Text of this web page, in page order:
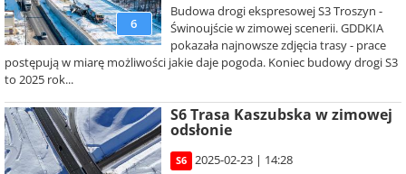
6
Budowa drogi ekspresowej S3 Troszyn -
Świnoujście w zimowej scenerii. GDDKIA
pokazała najnowsze zdjęcia trasy - prace
postępują w miarę możliwości jakie daje pogoda. Koniec budowy drogi S3
to 2025 rok...
S6 Trasa Kaszubska w zimowej
odsłonie
S6
2025-02-23 | 14:28